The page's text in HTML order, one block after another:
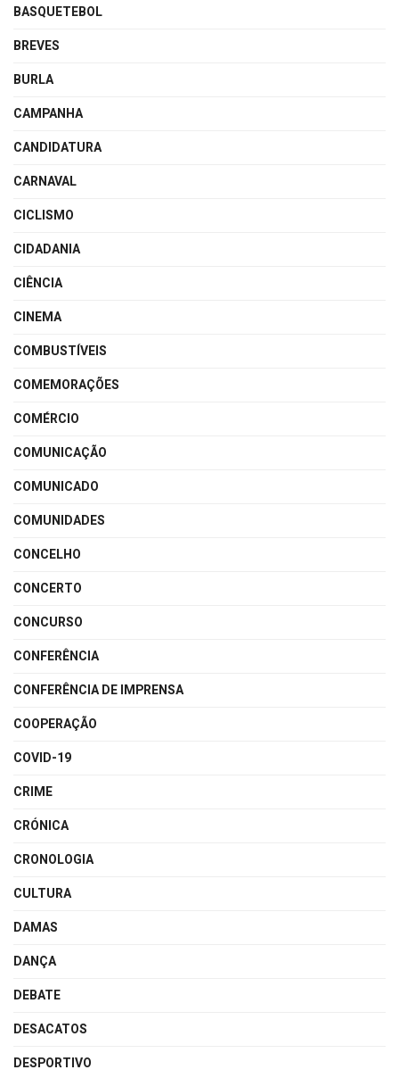
BASQUETEBOL
BREVES
BURLA
CAMPANHA
CANDIDATURA
CARNAVAL
CICLISMO
CIDADANIA
CIÊNCIA
CINEMA
COMBUSTÍVEIS
COMEMORAÇÕES
COMÉRCIO
COMUNICAÇÃO
COMUNICADO
COMUNIDADES
CONCELHO
CONCERTO
CONCURSO
CONFERÊNCIA
CONFERÊNCIA DE IMPRENSA
COOPERAÇÃO
COVID-19
CRIME
CRÓNICA
CRONOLOGIA
CULTURA
DAMAS
DANÇA
DEBATE
DESACATOS
DESPORTIVO